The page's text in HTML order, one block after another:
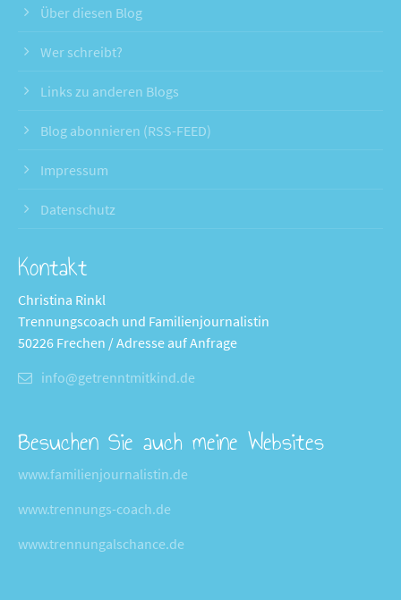
Über diesen Blog
Wer schreibt?
Links zu anderen Blogs
Blog abonnieren (RSS-FEED)
Impressum
Datenschutz
Kontakt
Christina Rinkl
Trennungscoach und Familienjournalistin
50226 Frechen / Adresse auf Anfrage
info@getrenntmitkind.de
Besuchen Sie auch meine Websites
www.familienjournalistin.de
www.trennungs-coach.de
www.trennungalschance.de